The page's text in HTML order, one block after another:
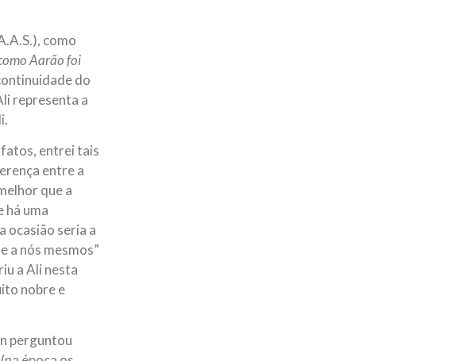
como
Aarão foi
do
representa a
fatos, entrei tais
entre a
que a
há uma
ocasião seria a
a nós mesmos”
a Ali nesta
nobre e
perguntou